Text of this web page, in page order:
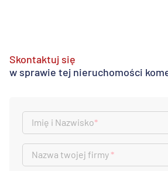
Skontaktuj się
w sprawie tej nieruchomości
Imię i Nazwisko*
Nazwa twojej firmy*